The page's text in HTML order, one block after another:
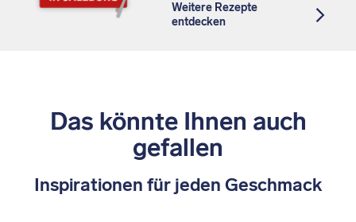
Weitere Rezepte
entdecken
Das könnte Ihnen auch
gefallen
Inspirationen für jeden Geschmack